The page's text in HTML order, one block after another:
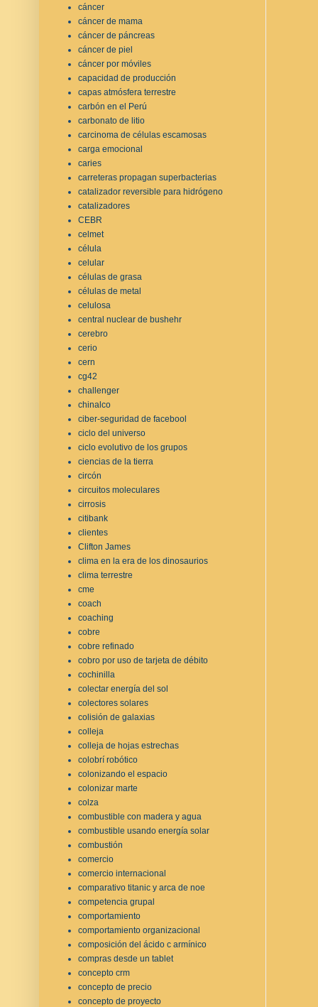
cáncer
cáncer de mama
cáncer de páncreas
cáncer de piel
cáncer por móviles
capacidad de producción
capas atmósfera terrestre
carbón en el Perú
carbonato de litio
carcinoma de células escamosas
carga emocional
caries
carreteras propagan superbacterias
catalizador reversible para hidrógeno
catalizadores
CEBR
celmet
célula
celular
células de grasa
células de metal
celulosa
central nuclear de bushehr
cerebro
cerio
cern
cg42
challenger
chinalco
ciber-seguridad de facebool
ciclo del universo
ciclo evolutivo de los grupos
ciencias de la tierra
circón
circuitos moleculares
cirrosis
citibank
clientes
Clifton James
clima en la era de los dinosaurios
clima terrestre
cme
coach
coaching
cobre
cobre refinado
cobro por uso de tarjeta de débito
cochinilla
colectar energía del sol
colectores solares
colisión de galaxias
colleja
colleja de hojas estrechas
colobrí robótico
colonizando el espacio
colonizar marte
colza
combustible con madera y agua
combustible usando energía solar
combustión
comercio
comercio internacional
comparativo titanic y arca de noe
competencia grupal
comportamiento
comportamiento organizacional
composición del ácido c armínico
compras desde un tablet
concepto crm
concepto de precio
concepto de proyecto